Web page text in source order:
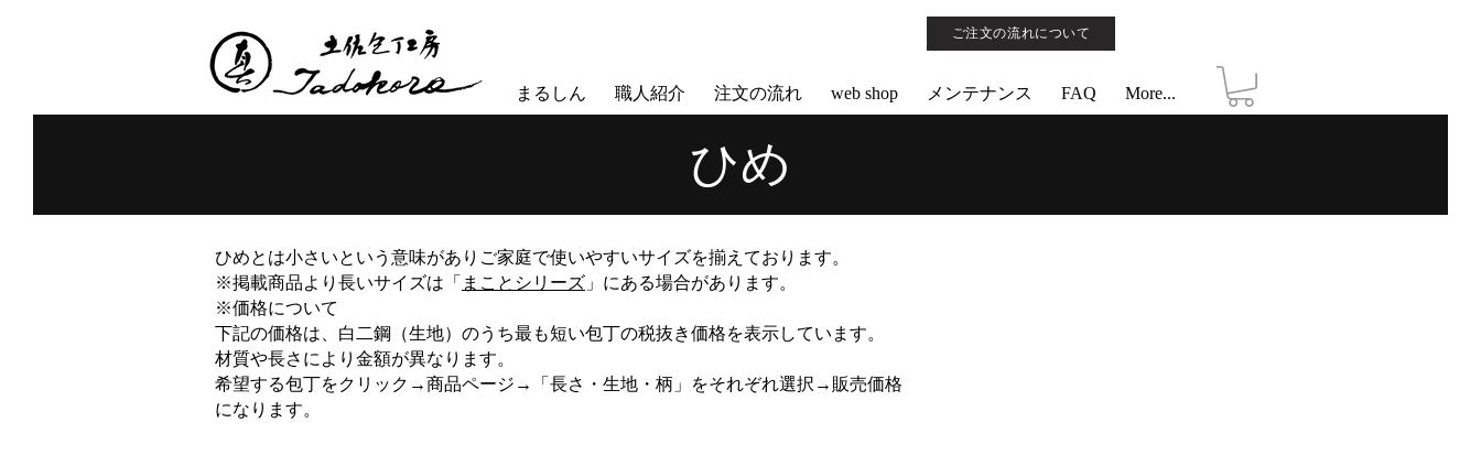
まるしん 職人紹介 注文の流れ web shop メンテナンス FAQ More...
ご注文の流れについて
ひめ
ひめとは小さいという意味があり ご家庭で使いやすいサイズを揃えております。
​※掲載商品より長いサイズは「 まことシリーズ 」にある場合があります。
※価格について
下記の価格は、白二鋼（生地）のうち最も短い包丁の税抜き価格を表示しています。
材質や長さにより金額が異なります。
希望する包丁をクリック→商品ページ→「長さ・生地・柄」をそれぞれ選択→販売価格
になります。